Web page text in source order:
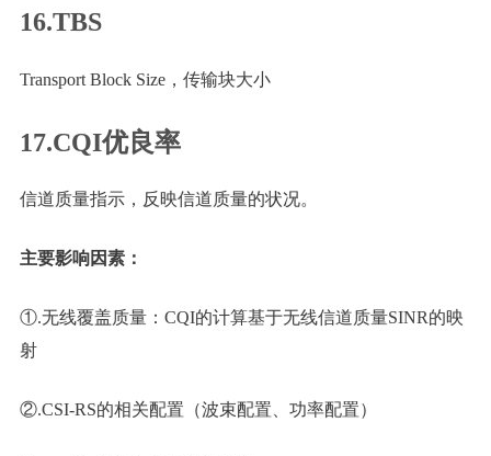
16.TBS
Transport Block Size，传输块大小
17.CQI优良率
信道质量指示，反映信道质量的状况。
主要影响因素：
①.无线覆盖质量：CQI的计算基于无线信道质量SINR的映
射
②.CSI-RS的相关配置（波束配置、功率配置）